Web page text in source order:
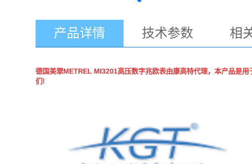
产品详情 技术参数 相
德国美翠METREL MI3201高压数字兆欧表由康高特代理，本产品是
们!